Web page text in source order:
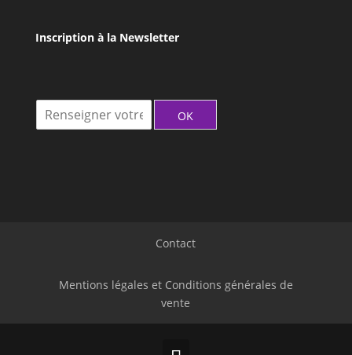
Inscription à la Newsletter
OK
Contact
Mentions légales et Conditions générales de
vente